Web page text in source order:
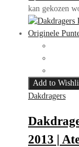
kan gekozen
Add to
Dakdragers
2013 |